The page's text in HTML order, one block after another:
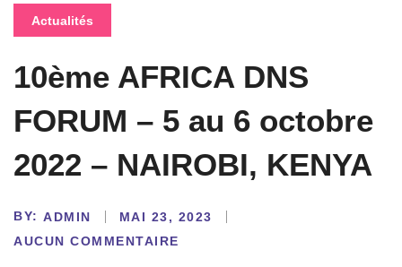
Actualités
10ème AFRICA DNS
FORUM – 5 au 6 octobre
2022 – NAIROBI, KENYA
BY: ADMIN
MAI 23, 2023
AUCUN COMMENTAIRE